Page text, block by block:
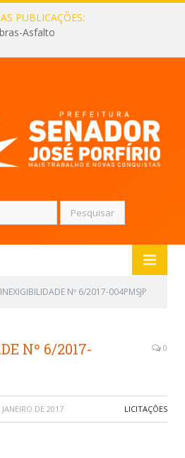
PUBLICAÇÕES:
Asfalto
INEXIGIBILIDADE Nº 6/2017-004PMSJP
Nº 6/2017-
0
JANEIRO DE 2017 LICITAÇÕES